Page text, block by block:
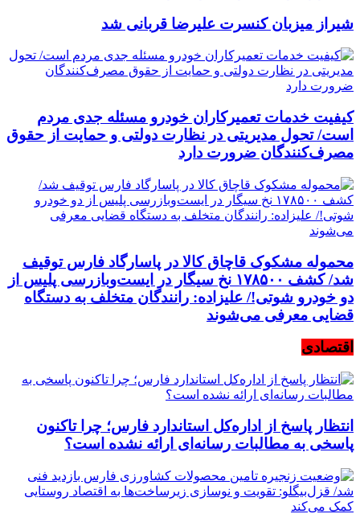
شیراز میزبان کنسرت علیرضا قربانی شد
کیفیت خدمات تعمیرکاران خودرو مسئله جدی مردم
است/ تحول مدیریتی در نظارت دولتی و حمایت از حقوق
مصرف‌کنندگان ضرورت دارد
محموله مشکوک قاچاق کالا در پاسارگاد فارس توقیف
شد/ کشف ۱۷۸۵۰۰ نخ سیگار در ایست‌وبازرسی پلیس از
دو خودرو شوتی!/ علیزاده: رانندگان متخلف به دستگاه
قضایی معرفی می‌شوند
اقتصادی
انتظار پاسخ از اداره‌کل استاندارد فارس؛ چرا تاکنون
پاسخی به مطالبات رسانه‌ای ارائه نشده است؟